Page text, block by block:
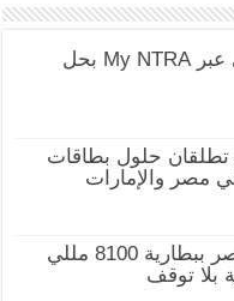
عودة خدمة أرقامي عبر My NTRA بحل
Mastercard وAFS تطلقان حلول بطاقات
مصر والإمارات
vivo Y500 يصل مصر ببطارية 8100 مللي
بلا توقف